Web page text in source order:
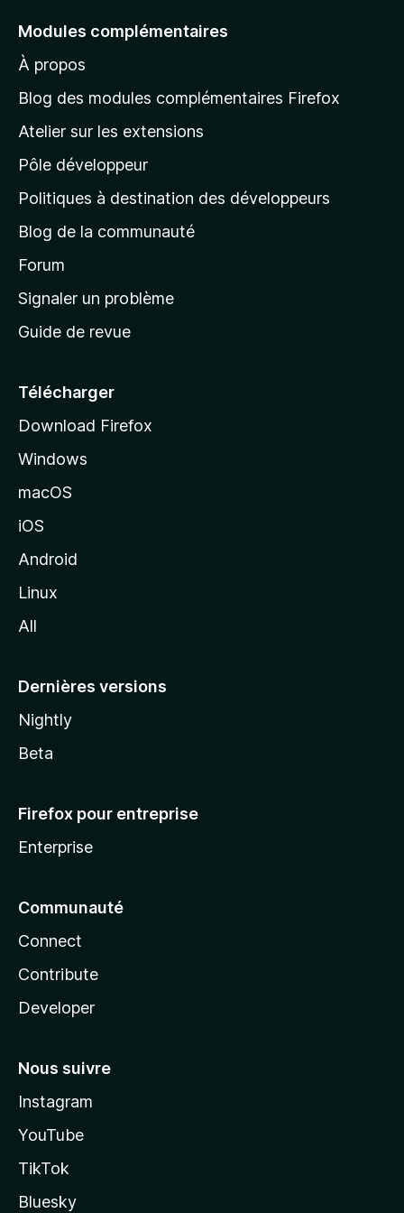
e
à
l
p
a
g
d
a
c
e
l
d
o
z
l
Modules complémentaires
À propos
Blog des modules complémentaires Firefox
Atelier sur les extensions
Pôle développeur
Politiques à destination des développeurs
Blog de la communauté
Forum
Signaler un problème
Guide de revue
Télécharger
Download Firefox
Windows
macOS
iOS
Android
Linux
All
Dernières versions
Nightly
Beta
Firefox pour entreprise
Enterprise
Communauté
Connect
Contribute
Developer
Nous suivre
Instagram
YouTube
TikTok
Bluesky